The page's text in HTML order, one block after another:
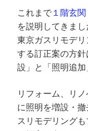
これまで１階玄関
を説明してきま
東京ガスリモデ
する訂正案の方
設」と「照明追加
リフォーム、リ
に照明を増設・
スリモデリング